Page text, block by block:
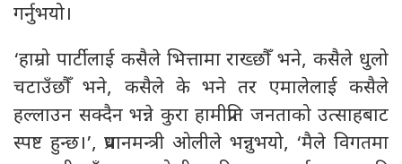
गर्नुभयो।
‘हाम्रो पार्टीलाई कसैले भित्तामा राख्छौँ भने, कसैले धुलो
चटाउँछौँ भने, कसैले के भने तर एमालेलाई कसैले
हल्लाउन सक्दैन भन्ने कुरा हामीप्रति जनताको उत्साहबाट
स्पष्ट हुन्छ।’, प्रधानमन्त्री ओलीले भन्नुभयो, ‘मैले विगतमा